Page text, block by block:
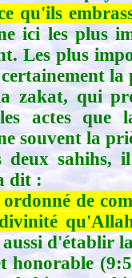
qu'ils
ici les plus
Les plus
zakat, qui
actes que
souvent la
deux sahihs,
dit :
de
d'établir
honorable